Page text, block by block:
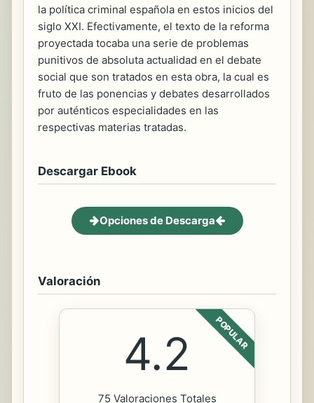
la política criminal española en estos inicios del
siglo XXI. Efectivamente, el texto de la reforma
proyectada tocaba una serie de problemas
punitivos de absoluta actualidad en el debate
social que son tratados en esta obra, la cual es
fruto de las ponencias y debates desarrollados
por auténticos especialidades en las
respectivas materias tratadas.
Descargar Ebook
Opciones de Descarga
Valoración
POPULAR
4.2
75 Valoraciones Totales